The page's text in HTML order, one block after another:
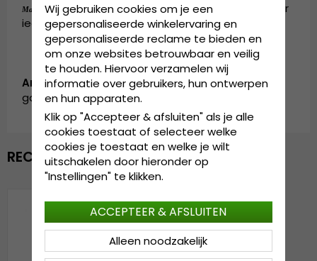
Maattabel: de cap is verkrijgbaar in één maat, die door
iedereen gedragen kan worden
Artikelnummer:
garda.cap.style13.mixedpattern-multi
RECENTELIJK BEKEKEN
Wij gebruiken cookies om je een
gepersonaliseerde winkelervaring en
gepersonaliseerde reclame te bieden en
om onze websites betrouwbaar en veilig
te houden. Hiervoor verzamelen wij
informatie over gebruikers, hun ontwerpen
en hun apparaten.
Klik op "Accepteer & afsluiten" als je alle
cookies toestaat of selecteer welke
cookies je toestaat en welke je wilt
uitschakelen door hieronder op
"Instellingen" te klikken.
Alleen noodzakelijk
ACCEPTEER & AFSLUITEN